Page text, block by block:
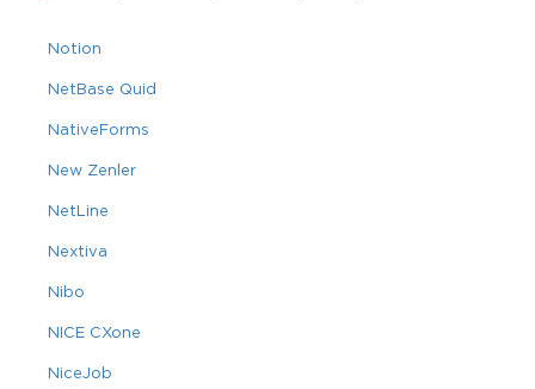
Notion
NetBase Quid
NativeForms
New Zenler
NetLine
Nextiva
Nibo
NICE CXone
NiceJob